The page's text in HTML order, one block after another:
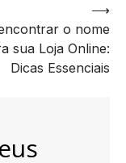
o nome
sua Loja Online:
Dicas Essenciais
⟶